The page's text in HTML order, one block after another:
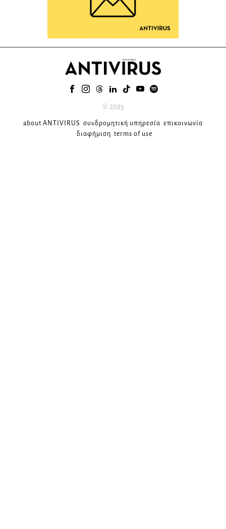
© 2025
about ANTIVIRUS συνδρομητική υπηρεσία επικοινωνία
διαφήμιση terms of use